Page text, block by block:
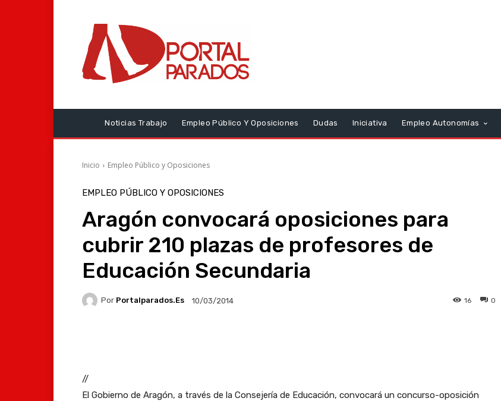
Noticias Trabajo Empleo Público Y Oposiciones Dudas Iniciativa Empleo Autonomías
Inicio Empleo Público y Oposiciones
EMPLEO PÚBLICO Y OPOSICIONES
Aragón convocará oposiciones para
cubrir 210 plazas de profesores de
Educación Secundaria
Por Portalparados.es 10/03/2014 0
16
//
El Gobierno de Aragón, a través de la Consejería de Educación, convocará un concurso-oposición